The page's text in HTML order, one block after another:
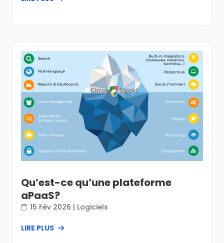
Qu’est-ce qu’une plateforme
aPaaS?
15 Fév 2026 | Logiciels
LIRE PLUS